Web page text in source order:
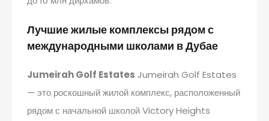
Лучшие жилые комплексы рядом с
международными школами в Дубае
Jumeirah Golf Estates Jumeirah Golf Estates
— это роскошный жилой комплекс, расположенный
рядом с начальной школой Victory Heights